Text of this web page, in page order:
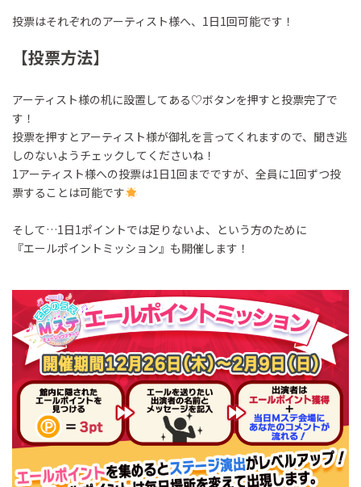
投票はそれぞれのアーティスト様へ、1日1回可能です！
【投票方法】
アーティスト様の机に設置してある♡ボタンを押すと投票完了で
す！
投票を押すとアーティスト様が御礼を言ってくれますので、聞き逃
しのないようチェックしてくださいね！
1アーティスト様への投票は1日1回までですが、全員に1回ずつ投
票することは可能です
そして…1日1ポイントでは足りないよ、という方のために
『エールポイントミッション』も開催します！